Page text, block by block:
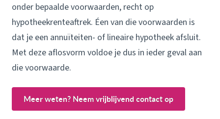
onder bepaalde voorwaarden, recht op
hypotheekrenteaftrek. Éen van die voorwaarden is
dat je een annuïteiten- of lineaire hypotheek afsluit.
Met deze aflosvorm voldoe je dus in ieder geval aan
die voorwaarde.
Meer weten? Neem vrijblijvend contact op